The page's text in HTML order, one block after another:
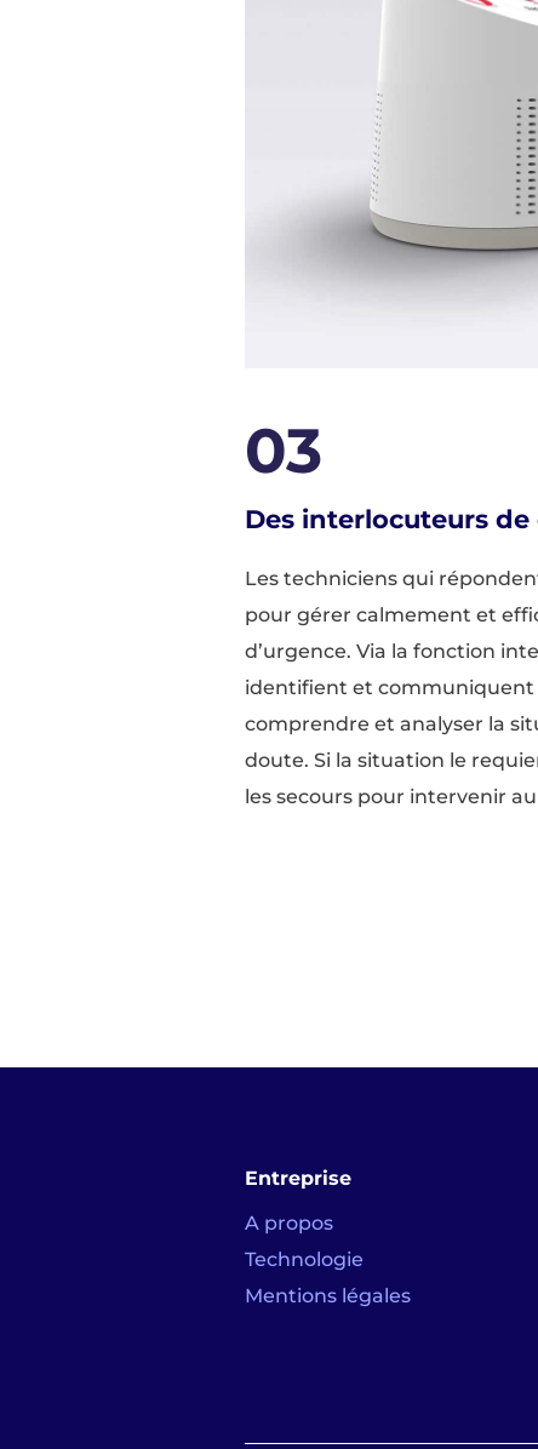
03
Des interlocuteurs
Les techniciens qui
pour gérer calmement et
d’urgence. Via la fonction
identifient et communiquent
comprendre et analyser la
doute. Si la situation le
les secours pour intervenir
Entreprise
A propos
Technologie
Mentions légales